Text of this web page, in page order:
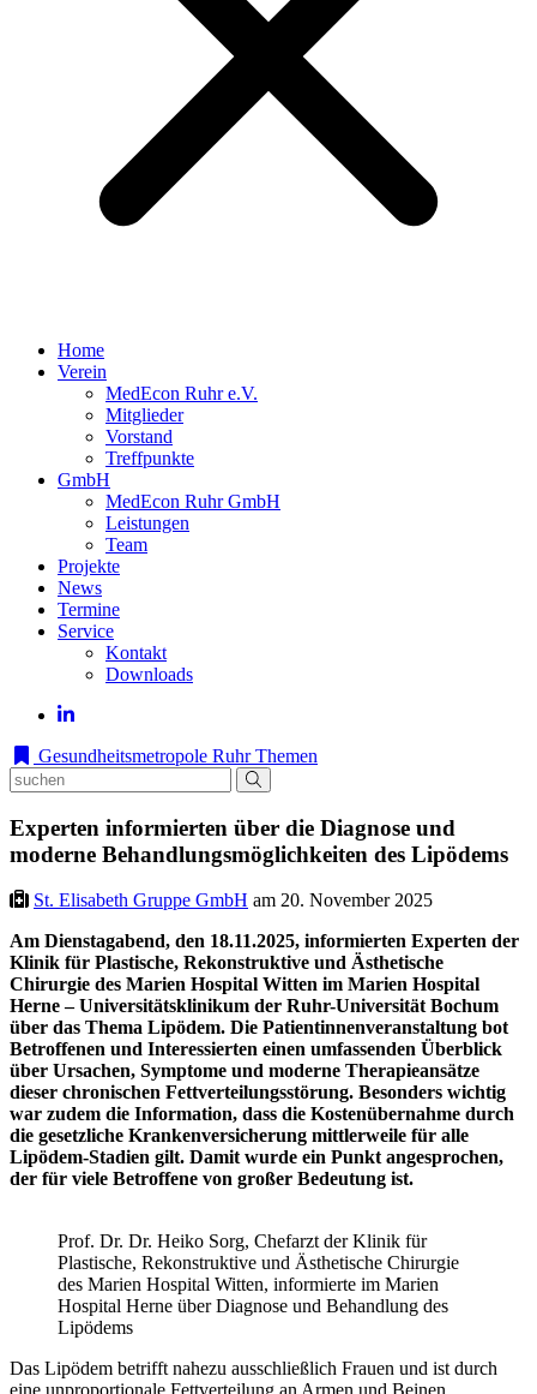
Home
Verein
MedEcon Ruhr e.V.
Mitglieder
Vorstand
Treffpunkte
GmbH
MedEcon Ruhr GmbH
Leistungen
Team
Projekte
News
Termine
Service
Kontakt
Downloads
Gesundheitsmetropole Ruhr Themen
Experten informierten über die Diagnose und
moderne Behandlungsmöglichkeiten des Lipödems
St. Elisabeth Gruppe GmbH am 20. November 2025
Am Dienstagabend, den 18.11.2025, informierten Experten der
Klinik für Plastische, Rekonstruktive und Ästhetische
Chirurgie des Marien Hospital Witten im Marien Hospital
Herne – Universitätsklinikum der Ruhr-Universität Bochum
über das Thema Lipödem. Die Patientinnenveranstaltung bot
Betroffenen und Interessierten einen umfassenden Überblick
über Ursachen, Symptome und moderne Therapieansätze
dieser chronischen Fettverteilungsstörung. Besonders wichtig
war zudem die Information, dass die Kostenübernahme durch
die gesetzliche Krankenversicherung mittlerweile für alle
Lipödem-Stadien gilt. Damit wurde ein Punkt angesprochen,
der für viele Betroffene von großer Bedeutung ist.
Prof. Dr. Dr. Heiko Sorg, Chefarzt der Klinik für
Plastische, Rekonstruktive und Ästhetische Chirurgie
des Marien Hospital Witten, informierte im Marien
Hospital Herne über Diagnose und Behandlung des
Lipödems
Das Lipödem betrifft nahezu ausschließlich Frauen und ist durch